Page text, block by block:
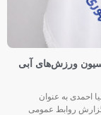
ورزش‌های آبی
به عنوان
روابط عمومی